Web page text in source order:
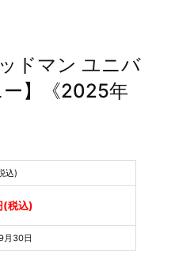
ドマン ユニバ
】《2025年
込)
税込)
30日